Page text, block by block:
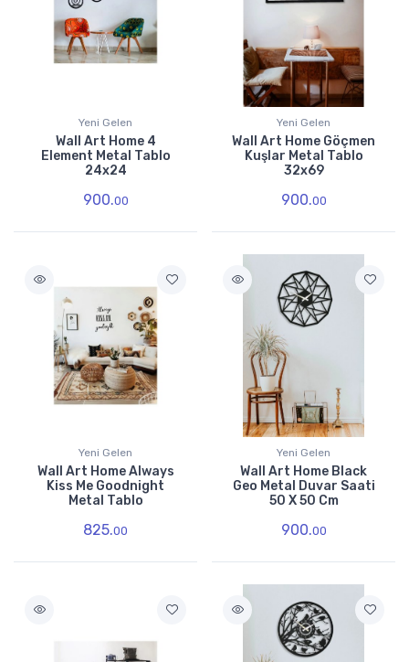
Yeni Gelen
Wall Art Home 4
Element Metal Tablo
24x24
900.00
Yeni Gelen
Wall Art Home Göçmen
Kuşlar Metal Tablo
32x69
900.00
Yeni Gelen
Wall Art Home Always
Kiss Me Goodnight
Metal Tablo
825.00
Yeni Gelen
Wall Art Home Black
Geo Metal Duvar Saati
50 X 50 Cm
900.00